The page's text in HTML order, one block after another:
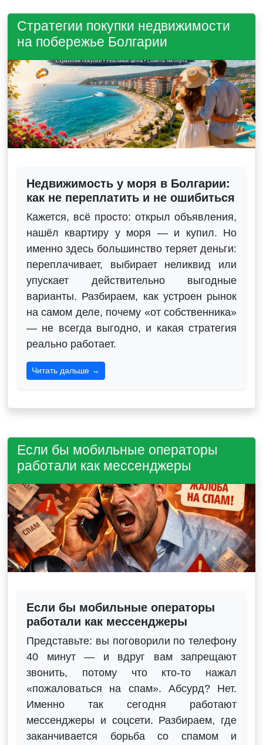
Стратегии покупки недвижимости
на побережье Болгарии
Недвижимость у моря в Болгарии:
как не переплатить и не ошибиться
Кажется, всё просто: открыл объявления,
нашёл квартиру у моря — и купил. Но
именно здесь большинство теряет деньги:
переплачивает, выбирает неликвид или
упускает действительно выгодные
варианты. Разбираем, как устроен рынок
на самом деле, почему «от собственника»
— не всегда выгодно, и какая стратегия
реально работает.
Читать дальше →
Если бы мобильные операторы
работали как мессенджеры
Если бы мобильные операторы
работали как мессенджеры
Представьте: вы поговорили по телефону
40 минут — и вдруг вам запрещают
звонить, потому что кто-то нажал
«пожаловаться на спам». Абсурд? Нет.
Именно так сегодня работают
мессенджеры и соцсети. Разбираем, где
заканчивается борьба со спамом и